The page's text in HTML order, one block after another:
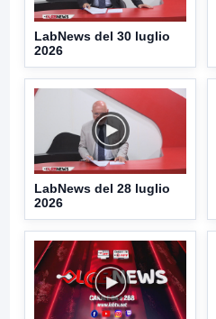
LabNews del 30 luglio
2026
LabNews del 28 luglio
2026